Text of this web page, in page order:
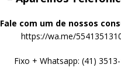
Fale com um de nossos
https://wa.me/
Fixo + Whatsapp: (41)